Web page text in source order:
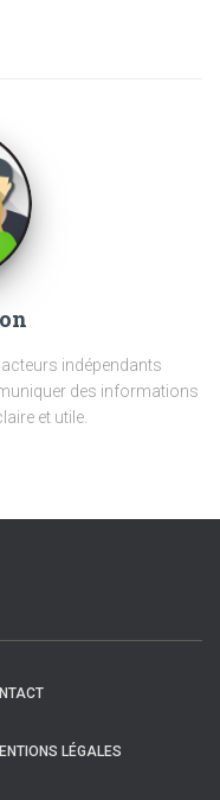
indépendants
des informations
et utile.
LÉGALES